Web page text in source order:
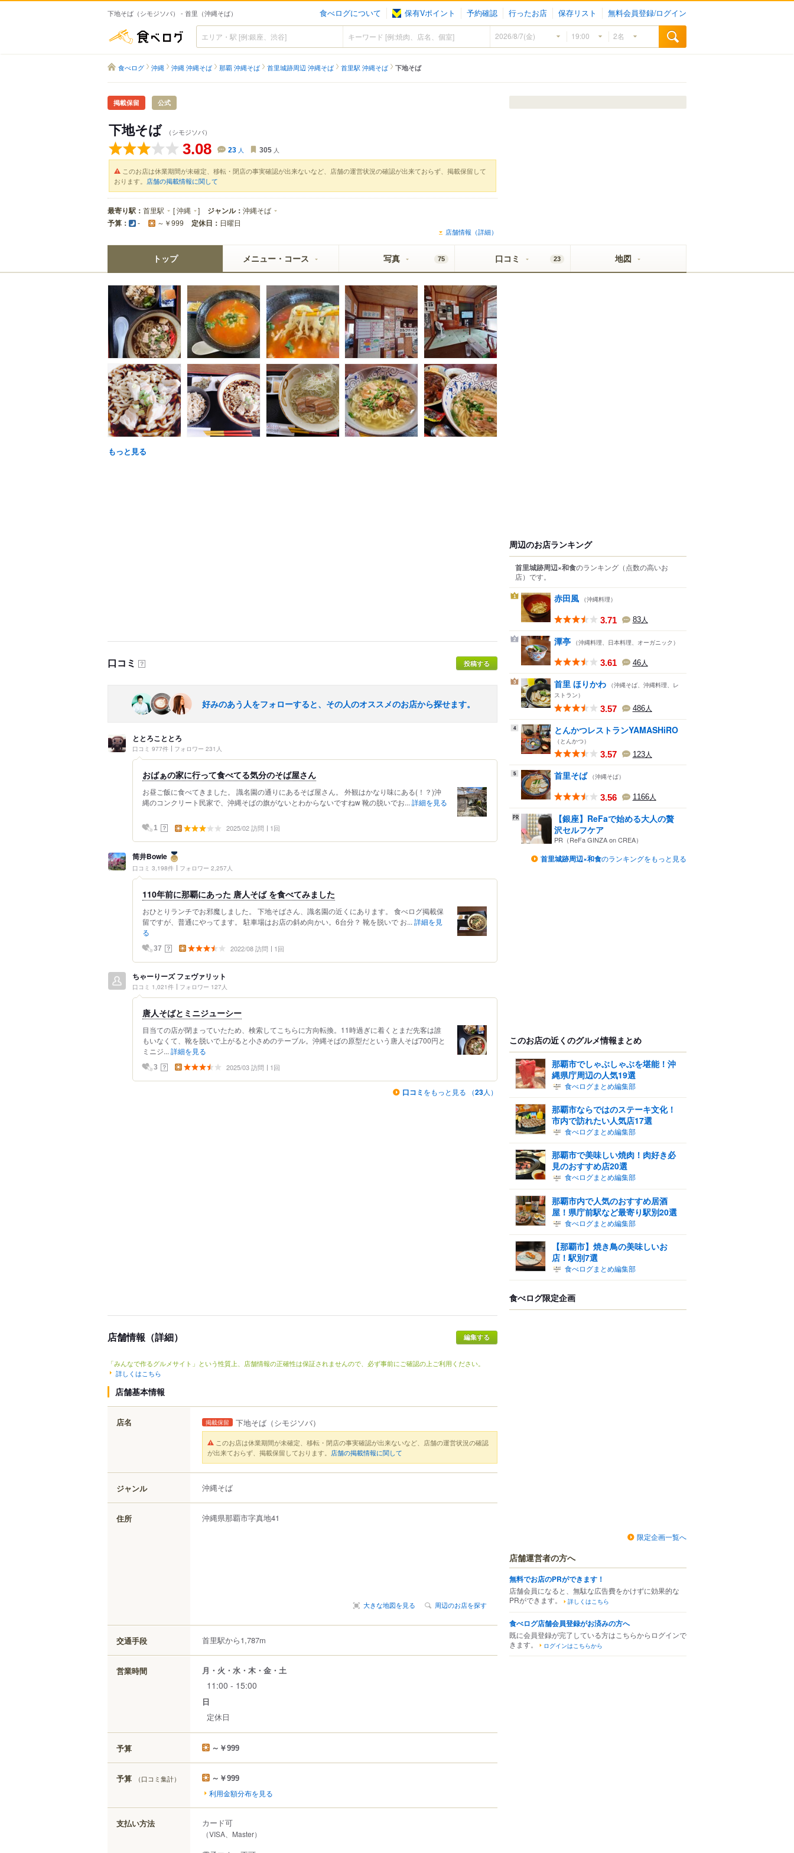
下地そば（シモジソバ） - 首里（沖縄そば） 食べログについて 保有Vポイント 予約確認 行ったお店 保存リスト 無料会員登録/ログイン
食べログ
食べログ 沖縄 沖縄 沖縄そば 那覇 沖縄そば 首里城跡周辺 沖縄そば 首里駅 沖縄そば 下地そば
掲載保留 公式
下地そば （シモジソバ）
3.08 23 人 305 人
このお店は休業期間が未確定、移転・閉店の事実確認が出来ないなど、店舗の運営状況の確認が出来ておらず、掲載保留して
おります。 店舗の掲載情報に関して
最寄り駅： 首里駅 [沖縄 ] ジャンル： 沖縄そば
予算： - ～￥999 定休日： 日曜日
店舗情報（詳細）
トップ メニュー・コース 写真 75 口コミ 23 地図
もっと見る
口コミ ？ 投稿する
好みのあう人をフォローすると、その人のオススメのお店から探せます。
ととろこととろ
口コミ 977件 フォロワー 231人
おばぁの家に行って食べてる気分のそば屋さん
お昼ご飯に食べてきました。 識名園の通りにあるそば屋さん。 外観はかなり味にある(！？)沖
縄のコンクリート民家で、沖縄そばの旗がないとわからないですねw 靴の脱いでお... 詳細を見る
1 ？ 2025/02 訪問 1回
筒井Bowie
口コミ 3,198件 フォロワー 2,257人
110年前に那覇にあった 唐人そば を食べてみました
おひとりランチでお邪魔しました。 下地そばさん、識名園の近くにあります。 食べログ掲載保
留ですが、普通にやってます。 駐車場はお店の斜め向かい。6台分？ 靴を脱いで お... 詳細を見
る
37 ？ 2022/08 訪問 1回
ちゃーりーズ フェヴァリット
口コミ 1,021件 フォロワー 127人
唐人そばとミニジューシー
目当ての店が閉まっていたため、検索してこちらに方向転換。11時過ぎに着くとまだ先客は誰
もいなくて、靴を脱いで上がると小さめのテーブル。沖縄そばの原型だという唐人そば700円と
ミニジ... 詳細を見る
3 ？ 2025/03 訪問 1回
口コミ をもっと見る （23人）
店舗情報（詳細） 編集する
「みんなで作るグルメサイト」という性質上、店舗情報の正確性は保証されませんので、必ず事前にご確認の上ご利用ください。
詳しくはこちら
店舗基本情報
店名 掲載保留 下地そば （シモジソバ）
このお店は休業期間が未確定、移転・閉店の事実確認が出来ないなど、店舗の運営状況の確認
が出来ておらず、掲載保留しております。 店舗の掲載情報に関して
ジャンル 沖縄そば
住所 沖縄県那覇市字真地41
大きな地図を見る 周辺のお店を探す
交通手段 首里駅から1,787m
営業時間 月・火・水・木・金・土
11:00 - 15:00
日
定休日
予算 ～￥999
予算 （口コミ集計） ～￥999
利用金額分布を見る
支払い方法 カード可
（VISA、Master）
周辺のお店ランキング
首里城跡周辺×和食のランキング （点数の高いお
店） です。
1 赤田風 （沖縄料理）
3.71 83人
2 潭亭 （沖縄料理、日本料理、オーガニック）
3.61 46人
3 首里 ほりかわ （沖縄そば、沖縄料理、レ
ストラン）
3.57 486人
4 とんかつレストランYAMASHiRO
（とんかつ）
3.57 123人
5 首里そば （沖縄そば）
3.56 1166人
【銀座】ReFaで始める大人の贅
沢セルフケア
PR（ReFa GINZA on CREA）
首里城跡周辺×和食のランキングをもっと見る
このお店の近くのグルメ情報まとめ
那覇市でしゃぶしゃぶを堪能！沖
縄県庁周辺の人気19選
食べログまとめ編集部
那覇市ならではのステーキ文化！
市内で訪れたい人気店17選
食べログまとめ編集部
那覇市で美味しい焼肉！肉好き必
見のおすすめ店20選
食べログまとめ編集部
那覇市内で人気のおすすめ居酒
屋！県庁前駅など最寄り駅別20選
食べログまとめ編集部
【那覇市】焼き鳥の美味しいお
店！駅別7選
食べログまとめ編集部
食べログ限定企画
限定企画一覧へ
店舗運営者の方へ
無料でお店のPRができます！
店舗会員になると、無駄な広告費をかけずに効果的な
PRができます。
詳しくはこちら
食べログ店舗会員登録がお済みの方へ
既に会員登録が完了している方はこちらからログインで
きます。
ログインはこちらから